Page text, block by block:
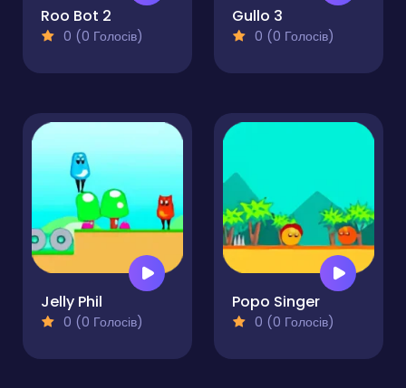
Roo Bot 2
0 (0 Голосів)
Gullo 3
0 (0 Голосів)
Jelly Phil
0 (0 Голосів)
Popo Singer
0 (0 Голосів)